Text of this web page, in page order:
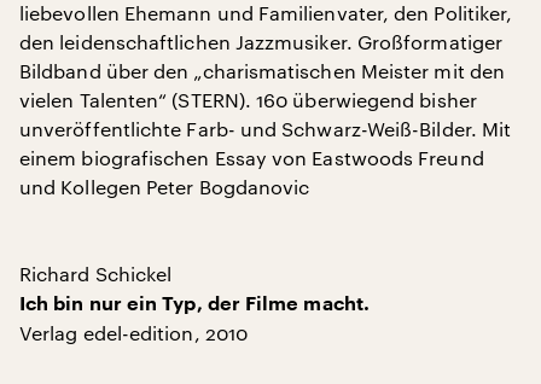
liebevollen Ehemann und Familienvater, den Politiker,
den leidenschaftlichen Jazzmusiker. Großformatiger
Bildband über den „charismatischen Meister mit den
vielen Talenten“ (STERN). 160 überwiegend bisher
unveröffentlichte Farb- und Schwarz-Weiß-Bilder. Mit
einem biografischen Essay von Eastwoods Freund
und Kollegen Peter Bogdanovic
Richard Schickel
Ich bin nur ein Typ, der Filme macht.
Verlag edel-edition, 2010